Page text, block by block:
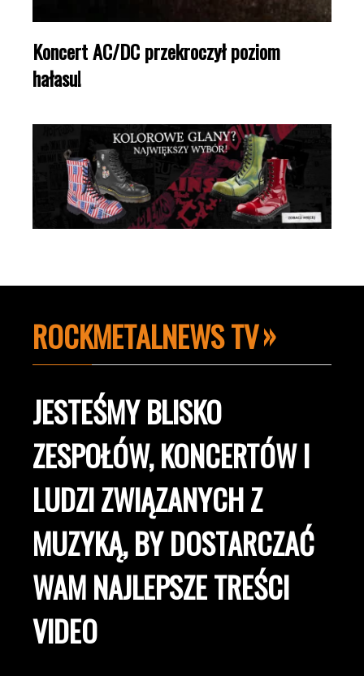
Koncert AC/DC przekroczył poziom
hałasu!
ROCKMETALNEWS TV
JESTEŚMY BLISKO
ZESPOŁÓW, KONCERTÓW I
LUDZI ZWIĄZANYCH Z
MUZYKĄ, BY DOSTARCZAĆ
WAM NAJLEPSZE TREŚCI
VIDEO